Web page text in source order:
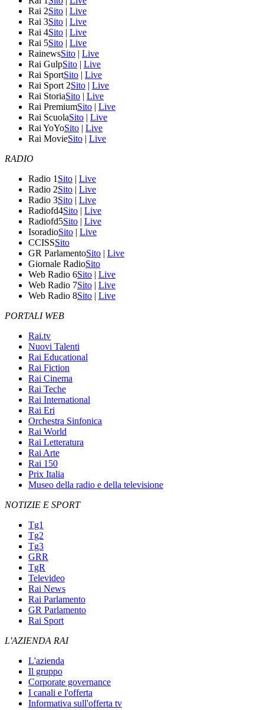
Rai 2Sito | Live
Rai 3Sito | Live
Rai 4Sito | Live
Rai 5Sito | Live
RainewsSito | Live
Rai GulpSito | Live
Rai SportSito | Live
Rai Sport 2Sito | Live
Rai StoriaSito | Live
Rai PremiumSito | Live
Rai ScuolaSito | Live
Rai YoYoSito | Live
Rai MovieSito | Live
RADIO
Radio 1 Sito | Live
Radio 2Sito | Live
Radio 3Sito | Live
Radiofd4Sito | Live
Radiofd5Sito | Live
IsoradioSito | Live
CCISSSito
GR ParlamentoSito | Live
Giornale RadioSito
Web Radio 6Sito | Live
Web Radio 7Sito | Live
Web Radio 8Sito | Live
PORTALI WEB
Rai.tv
Nuovi Talenti
Rai Educational
Rai Fiction
Rai Cinema
Rai Teche
Rai International
Rai Eri
Orchestra Sinfonica
Rai World
Rai Letteratura
Rai Arte
Rai 150
Prix Italia
Museo della radio e della televisione
NOTIZIE E SPORT
Tg1
Tg2
Tg3
GRR
TgR
Televideo
Rai News
Rai Parlamento
GR Parlamento
Rai Sport
L'AZIENDA RAI
L'azienda
Il gruppo
Corporate governance
I canali e l'offerta
Informativa sull'offerta tv